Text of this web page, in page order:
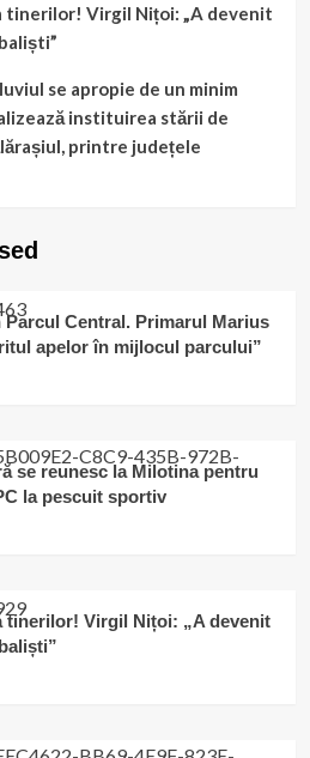
tinerilor! Virgil Nițoi: „A devenit
se apropie de un minim
instituirea stării de
printre județele
Central. Primarul Marius
apelor în mijlocul parcului”
se reunesc la Milotina pentru
la pescuit sportiv
tinerilor! Virgil Nițoi: „A devenit